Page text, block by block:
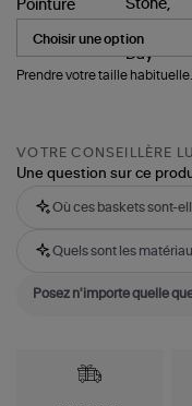
Pointure
Prendre votre taille habituelle.
VOTRE CONSEILLÈRE
Une question sur ce
Où ces baskets sont-
Quels sont les